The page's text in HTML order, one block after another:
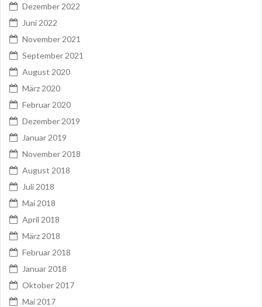
Dezember 2022
Juni 2022
November 2021
September 2021
August 2020
März 2020
Februar 2020
Dezember 2019
Januar 2019
November 2018
August 2018
Juli 2018
Mai 2018
April 2018
März 2018
Februar 2018
Januar 2018
Oktober 2017
Mai 2017